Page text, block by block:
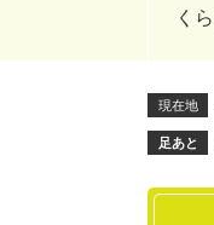
く
現在地
足あと
本